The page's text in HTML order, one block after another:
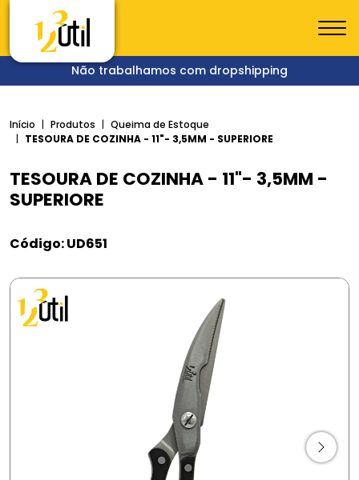
Não trabalhamos com dropshipping
Início Produtos
Queima de Estoque
TESOURA DE COZINHA - 11"- 3,5MM - SUPERIORE
TESOURA DE COZINHA - 11"- 3,5MM -
SUPERIORE
Código: UD651